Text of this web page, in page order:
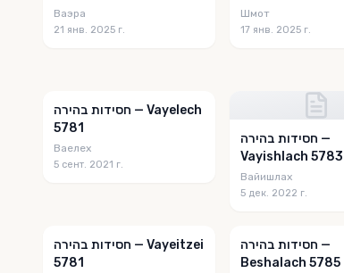
Ваэра
21 янв. 2025 г.
Шмот
17 янв. 2025 г.
חסידות בהירה — Vayelech
5781
Ваелех
5 сент. 2021 г.
חסידות בהירה —
Vayishlach 5783
Вайишлах
5 дек. 2022 г.
חסידות בהירה — Vayeitzei
5781
חסידות בהירה —
Beshalach 5785